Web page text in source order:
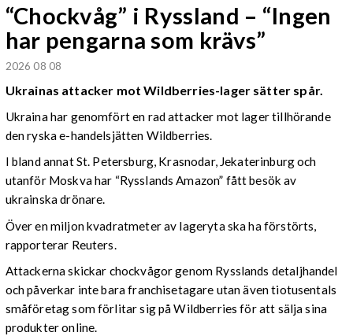
“Chockvåg” i Ryssland – “Ingen
har pengarna som krävs”
2026 08 08
Ukrainas attacker mot Wildberries-lager sätter spår.
Ukraina har genomfört en rad attacker mot lager tillhörande
den ryska e-handelsjätten Wildberries.
I bland annat St. Petersburg, Krasnodar, Jekaterinburg och
utanför Moskva har “Rysslands Amazon” fått besök av
ukrainska drönare.
Över en miljon kvadratmeter av lageryta ska ha förstörts,
rapporterar Reuters.
Attackerna skickar chockvågor genom Rysslands detaljhandel
och påverkar inte bara franchisetagare utan även tiotusentals
småföretag som förlitar sig på Wildberries för att sälja sina
produkter online.